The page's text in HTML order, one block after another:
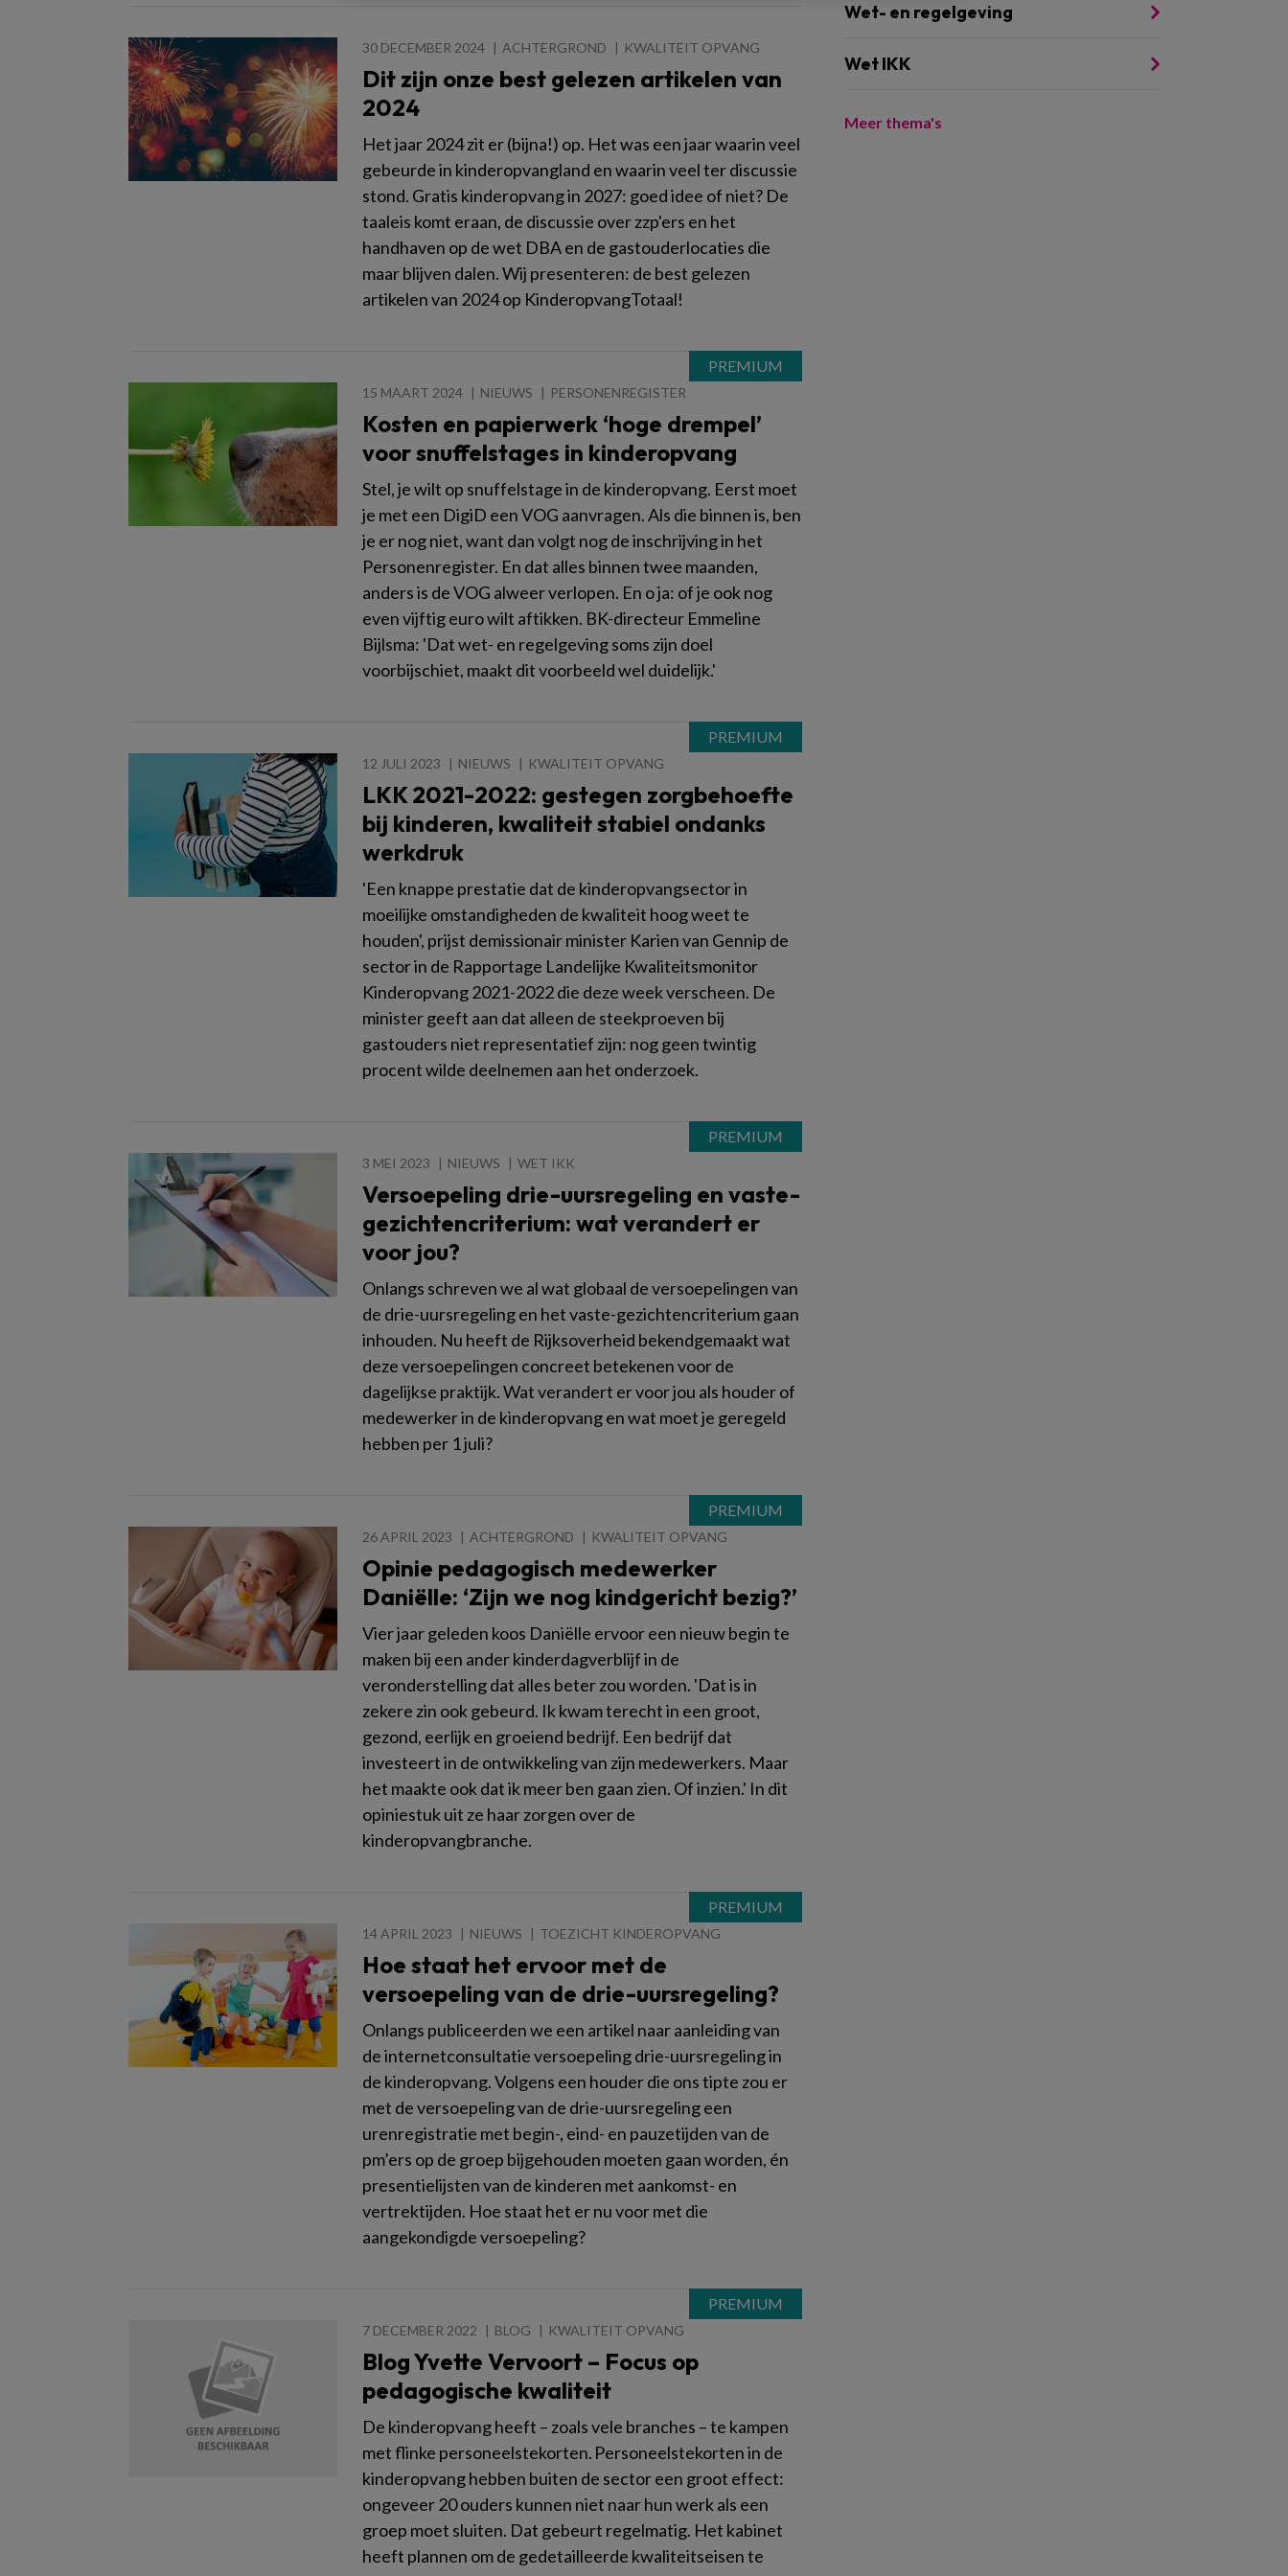
30 DECEMBER 2024 ACHTERGROND KWALITEIT OPVANG
Dit zijn onze best gelezen artikelen van
2024
Het jaar 2024 zit er (bijna!) op. Het was een jaar waarin veel
gebeurde in kinderopvangland en waarin veel ter discussie
stond. Gratis kinderopvang in 2027: goed idee of niet? De
taaleis komt eraan, de discussie over zzp'ers en het
handhaven op de wet DBA en de gastouderlocaties die
maar blijven dalen. Wij presenteren: de best gelezen
artikelen van 2024 op KinderopvangTotaal!
15 MAART 2024 NIEUWS PERSONENREGISTER
Kosten en papierwerk ‘hoge drempel’
voor snuffelstages in kinderopvang
Stel, je wilt op snuffelstage in de kinderopvang. Eerst moet
je met een DigiD een VOG aanvragen. Als die binnen is, ben
je er nog niet, want dan volgt nog de inschrijving in het
Personenregister. En dat alles binnen twee maanden,
anders is de VOG alweer verlopen. En o ja: of je ook nog
even vijftig euro wilt aftikken. BK-directeur Emmeline
Bijlsma: 'Dat wet- en regelgeving soms zijn doel
voorbijschiet, maakt dit voorbeeld wel duidelijk.'
12 JULI 2023 NIEUWS KWALITEIT OPVANG
LKK 2021-2022: gestegen zorgbehoefte
bij kinderen, kwaliteit stabiel ondanks
werkdruk
'Een knappe prestatie dat de kinderopvangsector in
moeilijke omstandigheden de kwaliteit hoog weet te
houden', prijst demissionair minister Karien van Gennip de
sector in de Rapportage Landelijke Kwaliteitsmonitor
Kinderopvang 2021-2022 die deze week verscheen. De
minister geeft aan dat alleen de steekproeven bij
gastouders niet representatief zijn: nog geen twintig
procent wilde deelnemen aan het onderzoek.
3 MEI 2023 NIEUWS WET IKK
Versoepeling drie-uursregeling en vaste-
gezichtencriterium: wat verandert er
voor jou?
Onlangs schreven we al wat globaal de versoepelingen van
de drie-uursregeling en het vaste-gezichtencriterium gaan
inhouden. Nu heeft de Rijksoverheid bekendgemaakt wat
deze versoepelingen concreet betekenen voor de
dagelijkse praktijk. Wat verandert er voor jou als houder of
medewerker in de kinderopvang en wat moet je geregeld
hebben per 1 juli?
26 APRIL 2023 ACHTERGROND KWALITEIT OPVANG
Opinie pedagogisch medewerker
Daniëlle: ‘Zijn we nog kindgericht bezig?’
Vier jaar geleden koos Daniëlle ervoor een nieuw begin te
maken bij een ander kinderdagverblijf in de
veronderstelling dat alles beter zou worden. 'Dat is in
zekere zin ook gebeurd. Ik kwam terecht in een groot,
gezond, eerlijk en groeiend bedrijf. Een bedrijf dat
investeert in de ontwikkeling van zijn medewerkers. Maar
het maakte ook dat ik meer ben gaan zien. Of inzien.' In dit
opiniestuk uit ze haar zorgen over de
kinderopvangbranche.
14 APRIL 2023 NIEUWS TOEZICHT KINDEROPVANG
Hoe staat het ervoor met de
versoepeling van de drie-uursregeling?
Onlangs publiceerden we een artikel naar aanleiding van
de internetconsultatie versoepeling drie-uursregeling in
de kinderopvang. Volgens een houder die ons tipte zou er
met de versoepeling van de drie-uursregeling een
urenregistratie met begin-, eind- en pauzetijden van de
pm’ers op de groep bijgehouden moeten gaan worden, én
presentielijsten van de kinderen met aankomst- en
vertrektijden. Hoe staat het er nu voor met die
aangekondigde versoepeling?
7 DECEMBER 2022 BLOG KWALITEIT OPVANG
Blog Yvette Vervoort – Focus op
pedagogische kwaliteit
De kinderopvang heeft – zoals vele branches – te kampen
met flinke personeelstekorten. Personeelstekorten in de
kinderopvang hebben buiten de sector een groot effect:
ongeveer 20 ouders kunnen niet naar hun werk als een
groep moet sluiten. Dat gebeurt regelmatig. Het kabinet
heeft plannen om de gedetailleerde kwaliteitseisen te
Wet- en regelgeving
Wet IKK
Meer thema's